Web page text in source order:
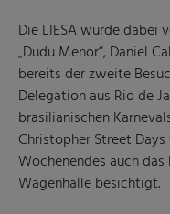
Die LIESA wurde dabei
„Dudu Menor“, Daniel
bereits der zweite
Delegation aus Rio de
brasilianischen
Christopher Street
Wochenendes auch
Wagenhalle besichtigt.